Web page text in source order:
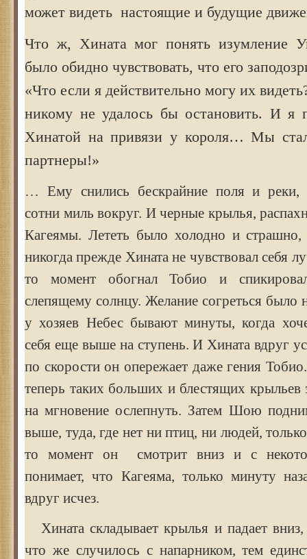
может видеть настоящие и будущие
Что ж, Хината мог понять изумление
было обидно чувствовать, что его
«Что если я действительно могу их
никому не удалось бы остановить. И я
Хинатой на привязи у короля… Мы
партнеры!»
… Ему снились бескрайние поля и реки,
сотни миль вокруг. И черные крылья,
Кагеямы. Лететь было холодно и
никогда прежде Хината не чувствовал себя
то момент обогнал Тобио и
слепящему солнцу. Желание согреться
у хозяев Небес бывают минуты, когда
себя еще выше на ступень. И Хината вдруг
по скорости он опережает даже гения
теперь таких больших и блестящих крыльев
на мгновение ослепнуть. Затем Шою
выше, туда, где нет ни птиц, ни людей,
то момент он смотрит вниз и с
понимает, что Кагеяма, только минуту
вдруг исчез.
Хината складывает крылья и падает
что же случилось с напарником, тем